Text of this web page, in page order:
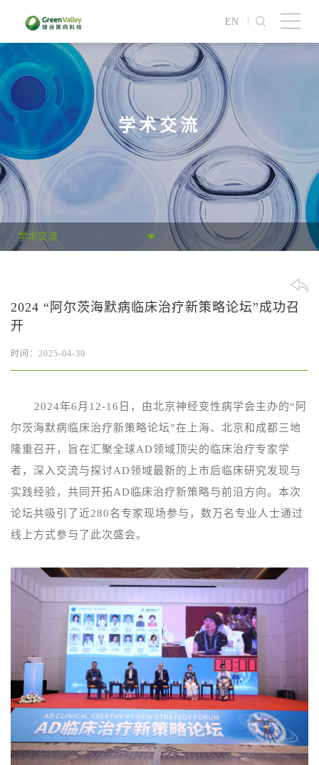
EN
学术交流
学术交流
2024 “阿尔茨海默病临床治疗新策略论坛”成功召
开
时间：2025-04-30
2024年6月12-16日，由北京神经变性病学会主办的“阿
尔茨海默病临床治疗新策略论坛”在上海、北京和成都三地
隆重召开，旨在汇聚全球AD领域顶尖的临床治疗专家学
者，深入交流与探讨AD领域最新的上市后临床研究发现与
实践经验，共同开拓AD临床治疗新策略与前沿方向。本次
论坛共吸引了近280名专家现场参与，数万名专业人士通过
线上方式参与了此次盛会。